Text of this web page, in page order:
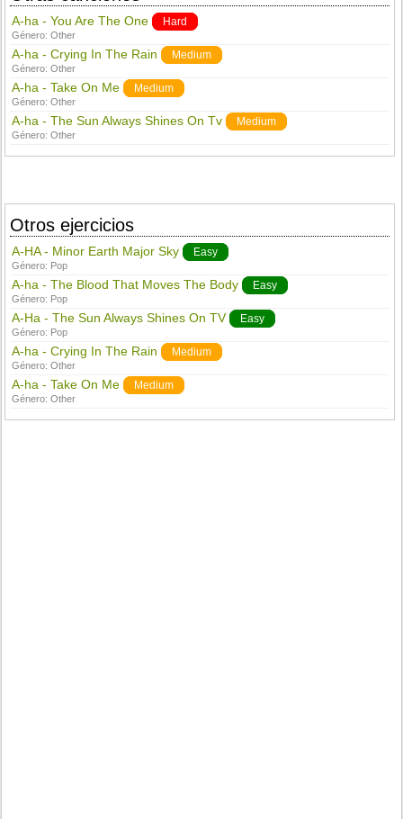
A-ha - You Are The One Hard
Género:Other
A-ha - Crying In The Rain Medium
Género:Other
A-ha - Take On Me Medium
Género:Other
A-ha - The Sun Always Shines On Tv Medium
Género:Other
Otros ejercicios
A-HA - Minor Earth Major Sky Easy
Género: Pop
A-ha - The Blood That Moves The Body Easy
Género: Pop
A-Ha - The Sun Always Shines On TV Easy
Género: Pop
A-ha - Crying In The Rain Medium
Género:Other
A-ha - Take On Me Medium
Género:Other